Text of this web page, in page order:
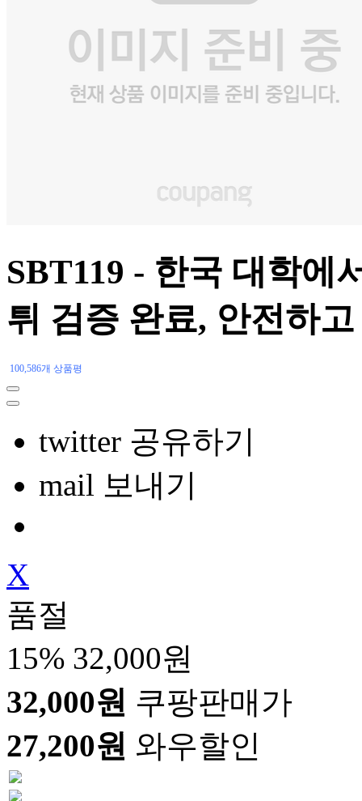
SBT119 - 한국 대학에
튀 검증 완료, 안전하
100,586개 상품평
twitter 공유하기
mail 보내기
X
품절
15% 32,000원
32,000원 쿠팡판매가
27,200원 와우할인